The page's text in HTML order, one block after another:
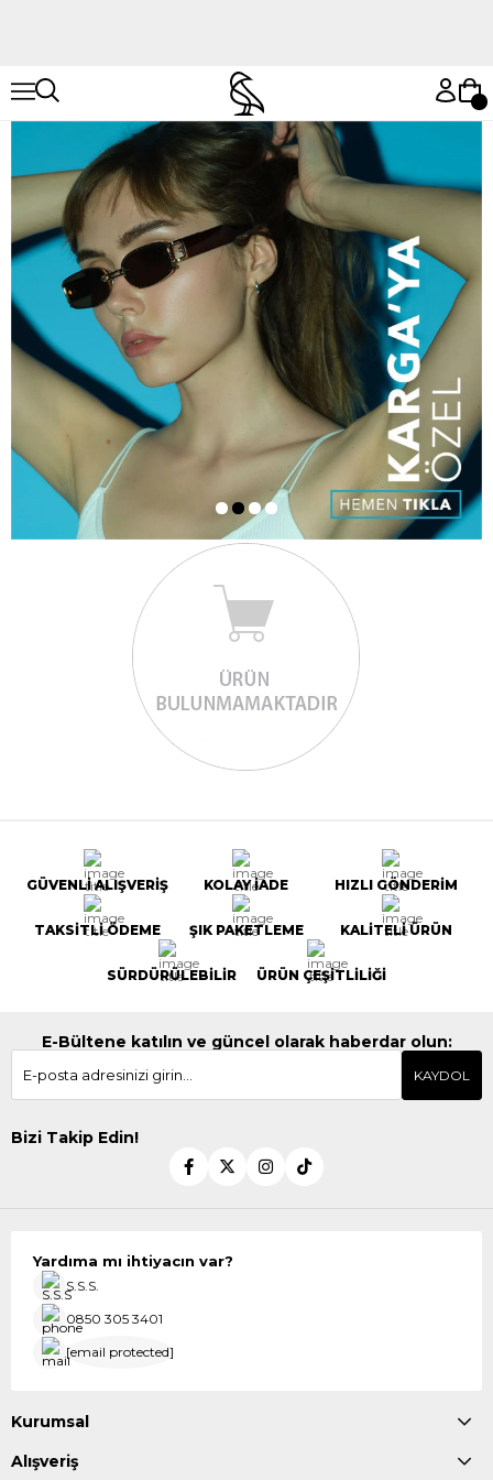
GÜVENLİ ALIŞVERİŞ KOLAY İADE HIZLI GÖNDERİM
TAKSİTLİ ÖDEME ŞIK PAKETLEME KALİTELİ ÜRÜN
SÜRDÜRÜLEBİLİR ÜRÜN ÇEŞİTLİLİĞİ
E-Bültene katılın ve güncel olarak haberdar olun:
KAYDOL
Bizi Takip Edin!
Yardıma mı ihtiyacın var?
S.S.S.
0850 305 3401
[email protected]
Kurumsal
Alışveriş